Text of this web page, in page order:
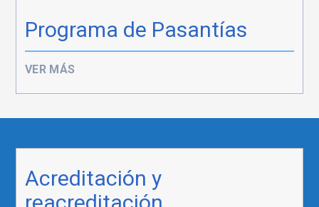
Programa de Pasantías
VER MÁS
Acreditación y